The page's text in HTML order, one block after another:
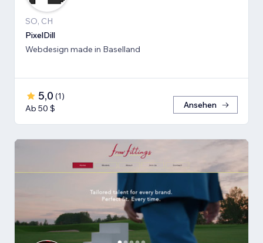
SO, CH
PixelDill
Webdesign made in Baselland
5,0 (1)
Ab 50 $
Ansehen